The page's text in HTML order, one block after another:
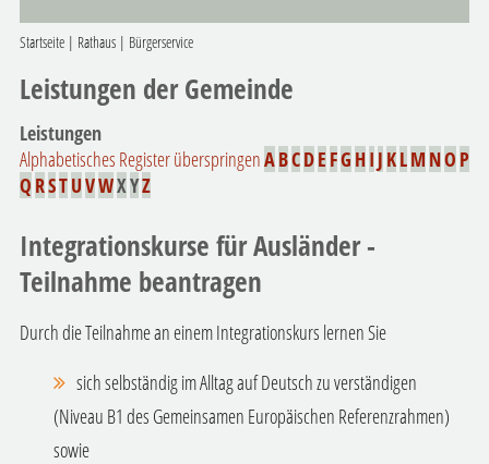
Startseite| Rathaus| Bürgerservice
Leistungen der Gemeinde
Leistungen
Alphabetisches Register überspringenABCDE FG H I J KLM NO P
Q RSTUVWXYZ
Integrationskurse für Ausländer -
Teilnahme beantragen
Durch die Teilnahme an einem Integrationskurs lernen Sie
sich selbständig im Alltag auf Deutsch zu verständigen
(Niveau B1 des Gemeinsamen Europäischen Referenzrahmen)
sowie